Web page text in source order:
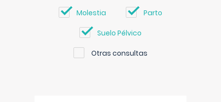
Molestia Parto
Suelo Pélvico
Otras consultas